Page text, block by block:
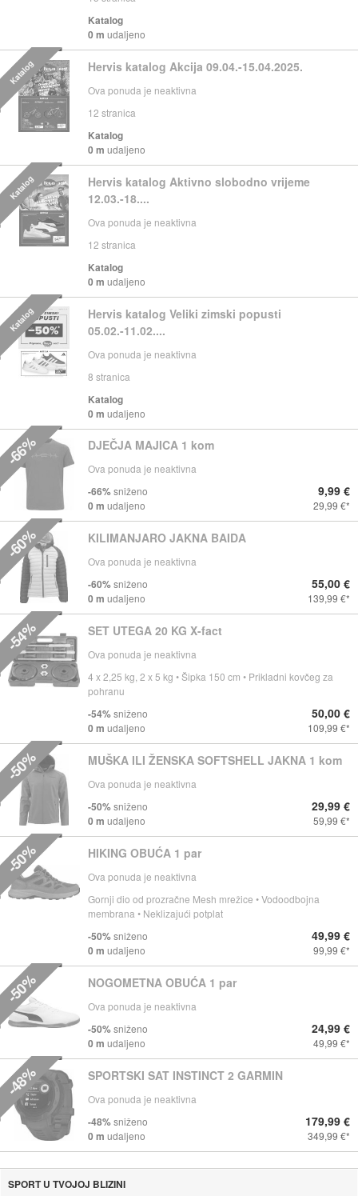
Katalog
0 m udaljeno
Hervis katalog Akcija 09.04.-15.04.2025.
Ova ponuda je neaktivna
12 stranica
Katalog
0 m udaljeno
Katalog
Hervis katalog Aktivno slobodno vrijeme
12.03.-18....
Ova ponuda je neaktivna
12 stranica
Katalog
0 m udaljeno
Katalog
Hervis katalog Veliki zimski popusti
05.02.-11.02....
Ova ponuda je neaktivna
8 stranica
Katalog
0 m udaljeno
Katalog
DJEČJA MAJICA 1 kom
Ova ponuda je neaktivna
-66%sniženo
0 m udaljeno
9,99 €
29,99 €
-66%
KILIMANJARO JAKNA BAIDA
Ova ponuda je neaktivna
-60%sniženo
0 m udaljeno
55,00 €
139,99 €
-60%
SET UTEGA 20 KG X-fact
Ova ponuda je neaktivna
4 x 2,25 kg, 2 x 5 kg • Šipka 150 cm • Prikladni kovčeg za
pohranu
-54%sniženo
0 m udaljeno
50,00 €
109,99 €
-54%
MUŠKA ILI ŽENSKA SOFTSHELL JAKNA 1 kom
Ova ponuda je neaktivna
-50%sniženo
0 m udaljeno
29,99 €
59,99 €
-50%
HIKING OBUĆA 1 par
Ova ponuda je neaktivna
Gornji dio od prozračne Mesh mrežice • Vodoodbojna
membrana • Neklizajući potplat
-50%sniženo
0 m udaljeno
49,99 €
99,99 €
-50%
NOGOMETNA OBUĆA 1 par
Ova ponuda je neaktivna
-50%sniženo
0 m udaljeno
24,99 €
49,99 €
-50%
SPORTSKI SAT INSTINCT 2 GARMIN
Ova ponuda je neaktivna
-48%sniženo
0 m udaljeno
179,99 €
349,99 €
-48%
SPORT U TVOJOJ BLIZINI